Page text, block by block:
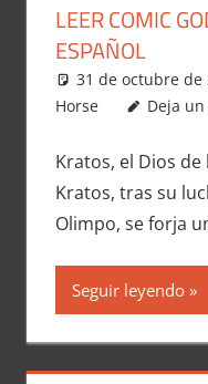
LEER COMIC
ESPAÑOL
31 de octubre de
Horse
Deja
Kratos, el Dios
Kratos, tras su
Olimpo, se forja
Seguir leyendo